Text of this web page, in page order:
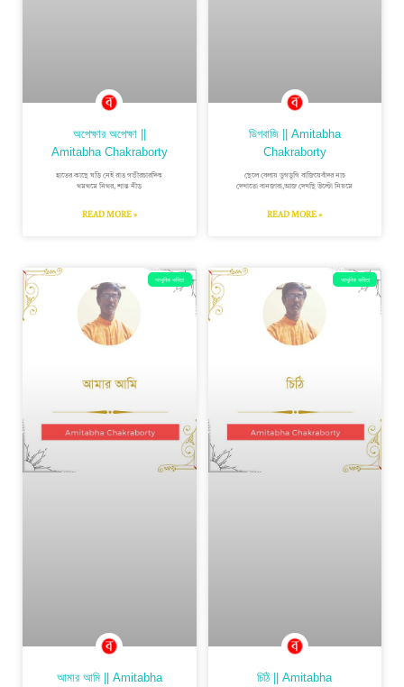
অপেক্ষার অপেক্ষা ||
Amitabha Chakraborty
হাতের কাছে ঘড়ি নেই রাত গভীরচারদিক
থমথমে নিথর, শান্ত নীড়
READ MORE »
ডিগবাজি || Amitabha
Chakraborty
ছেলে বেলায় ডুগডুগি বাজিয়েবাঁদর নাচ
দেখাতো বানজারা,আজ দেখছি উল্টো নিয়মে
READ MORE »
আধুনিক কবিতা
আমার আমি || Amitabha
আধুনিক কবিতা
চিঠি || Amitabha